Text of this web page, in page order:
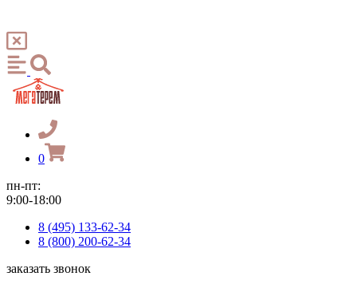
0
пн-пт:
9:00-18:00
8 (495) 133-62-34
8 (800) 200-62-34
заказать звонок